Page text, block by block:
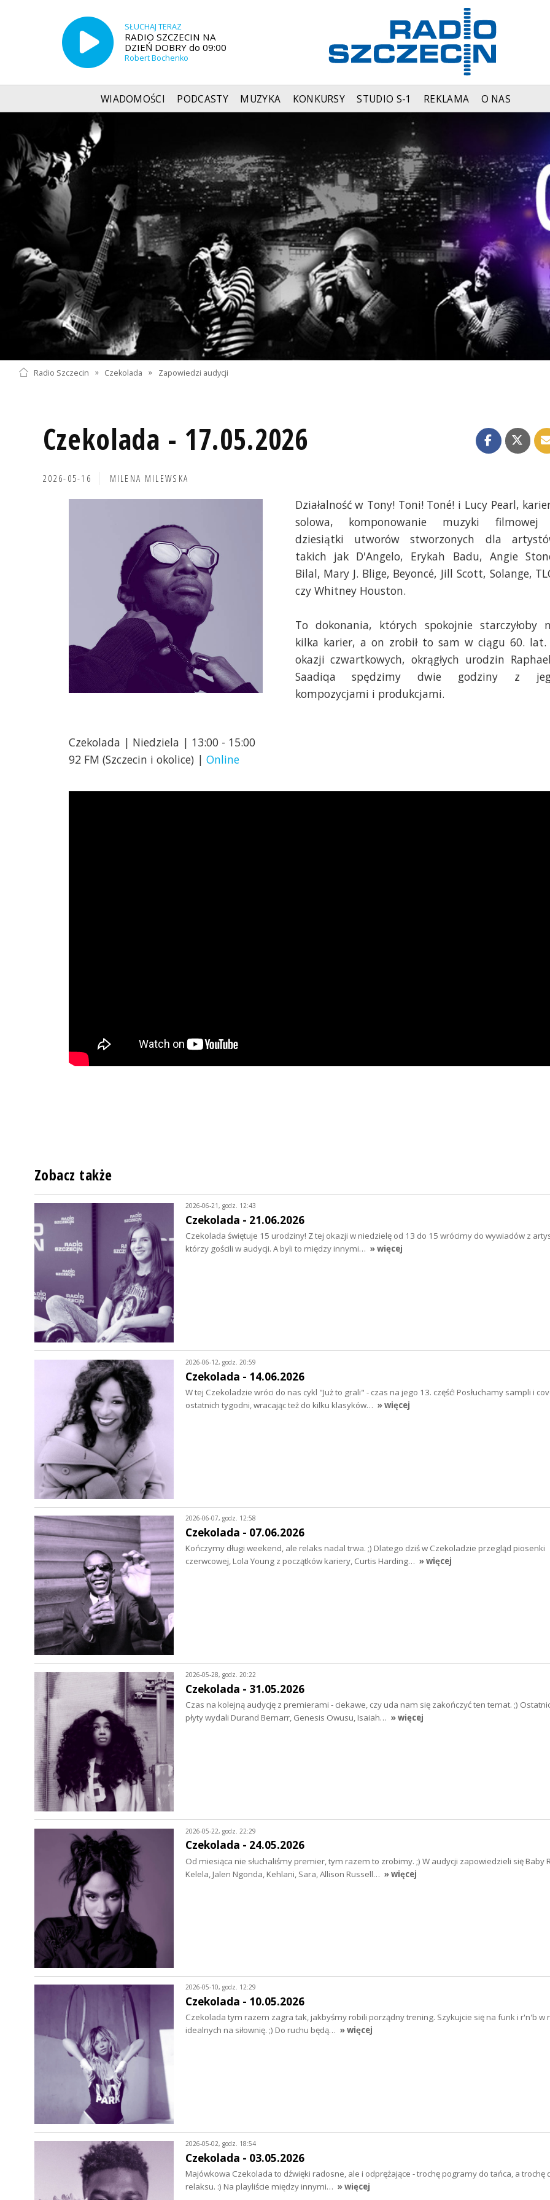
SŁUCHAJ TERAZ
RADIO SZCZECIN NA
DZIEŃ DOBRY do 09:00
Robert Bochenko
WIADOMOŚCI PODCASTY MUZYKA KONKURSY STUDIO S-1 REKLAMA O NAS
Radio Szczecin » Czekolada » Zapowiedzi audycji
Czekolada - 17.05.2026
2026-05-16 MILENA MILEWSKA
Działalność w Tony! Toni! Toné! i Lucy Pearl,
solowa, komponowanie muzyki
dziesiątki utworów stworzonych dla
takich jak D'Angelo, Erykah Badu, Angie
Bilal, Mary J. Blige, Beyoncé, Jill Scott, Solange,
czy Whitney Houston.
To dokonania, których spokojnie starczyłoby
kilka karier, a on zrobił to sam w ciągu 60. lat.
okazji czwartkowych, okrągłych urodzin
Saadiqa spędzimy dwie godziny z
kompozycjami i produkcjami.
Czekolada | Niedziela | 13:00 - 15:00
92 FM (Szczecin i okolice) | Online
Zobacz także
2026-06-21, godz. 12:43
Czekolada - 21.06.2026
Czekolada świętuje 15 urodziny! Z tej okazji w niedzielę od 13 do 15 wrócimy do wywiadów z
którzy gościli w audycji. A byli to między innymi… » więcej
2026-06-12, godz. 20:59
Czekolada - 14.06.2026
W tej Czekoladzie wróci do nas cykl "Już to grali" - czas na jego 13. część! Posłuchamy sampli i
ostatnich tygodni, wracając też do kilku klasyków… » więcej
2026-06-07, godz. 12:58
Czekolada - 07.06.2026
Kończymy długi weekend, ale relaks nadal trwa. ;) Dlatego dziś w Czekoladzie przegląd piosenki
czerwcowej, Lola Young z początków kariery, Curtis Harding… » więcej
2026-05-28, godz. 20:22
Czekolada - 31.05.2026
Czas na kolejną audycję z premierami - ciekawe, czy uda nam się zakończyć ten temat. ;)
płyty wydali Durand Bernarr, Genesis Owusu, Isaiah… » więcej
2026-05-22, godz. 22:29
Czekolada - 24.05.2026
Od miesiąca nie słuchaliśmy premier, tym razem to zrobimy. ;) W audycji zapowiedzieli się Baby
Kelela, Jalen Ngonda, Kehlani, Sara, Allison Russell… » więcej
2026-05-10, godz. 12:29
Czekolada - 10.05.2026
Czekolada tym razem zagra tak, jakbyśmy robili porządny trening. Szykujcie się na funk i r'n'b w
idealnych na siłownię. ;) Do ruchu będą… » więcej
2026-05-02, godz. 18:54
Czekolada - 03.05.2026
Majówkowa Czekolada to dźwięki radosne, ale i odprężające - trochę pogramy do tańca, a trochę
relaksu. :) Na playliście między innymi… » więcej